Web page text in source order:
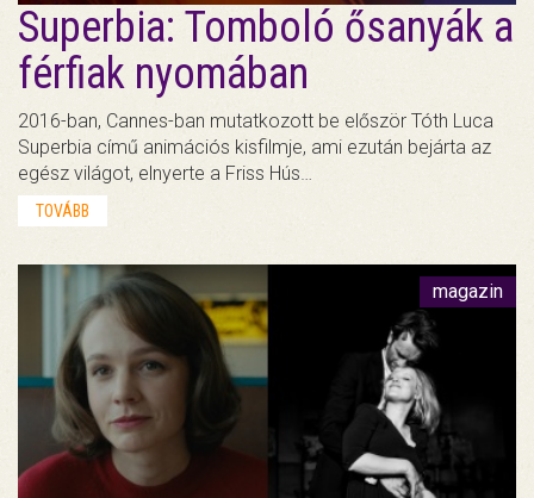
Superbia: Tomboló ősanyák a
férfiak nyomában
2016-ban, Cannes-ban mutatkozott be először Tóth Luca
Superbia című animációs kisfilmje, ami ezután bejárta az
egész világot, elnyerte a Friss Hús…
TOVÁBB
magazin